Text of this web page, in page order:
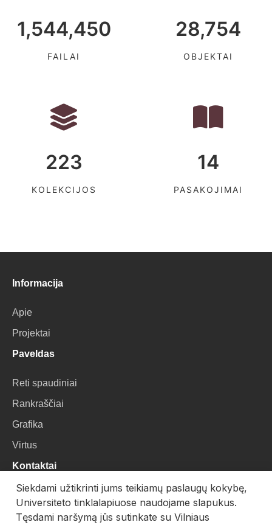
1,544,450
FAILAI
28,754
OBJEKTAI
223
KOLEKCIJOS
14
PASAKOJIMAI
Informacija
Apie
Projektai
Paveldas
Reti spaudiniai
Rankraščiai
Grafika
Virtus
Kontaktai
VU Biblioteka
Universiteto g. 3, LT-01122, Vilnius
Siekdami užtikrinti jums teikiamų paslaugų kokybę,
Universiteto tinklalapiuose naudojame slapukus.
Tęsdami naršymą jūs sutinkate su Vilniaus